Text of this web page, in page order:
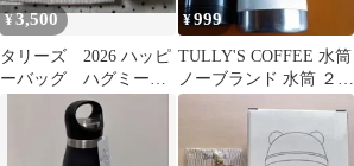
¥3,500
タリーズ 2026 ハッピ
ーバッグ ハグミーボ
トル サガラ刺繍ホル
¥999
TULLY'S COFFEE 水筒
ノーブランド 水筒 ２本
セット